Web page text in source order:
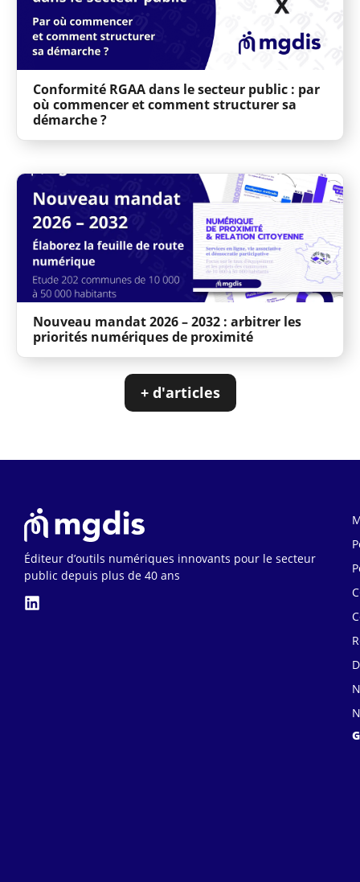
Conformité RGAA dans le secteur public : par
où commencer et comment structurer sa
démarche ?
Nouveau mandat 2026 – 2032 : arbitrer les
priorités numériques de proximité
+ d'articles
Éditeur d’outils numériques innovants pour le secteur
public depuis plus de 40 ans